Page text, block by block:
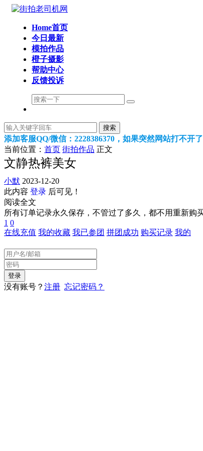
Home首页
今日最新
模拍作品
橙子摄影
帮助中心
反馈投诉
搜索
添加客服QQ/微信：2228386370，如果突然网站打不开
当前位置： 首页 街拍作品 正文
文静热裤美女
小默 2023-12-20
此内容 登录 后可见！
阅读全文
所有订单记录永久保存，不管过了多久，都不用重新购买
1 0
在线充值 我的收藏 我已参团 拼团成功 购买记录 我的
没有账号？ 注册 忘记密码？